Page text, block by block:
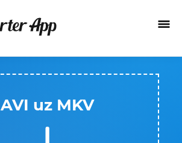
AVI uz MKV